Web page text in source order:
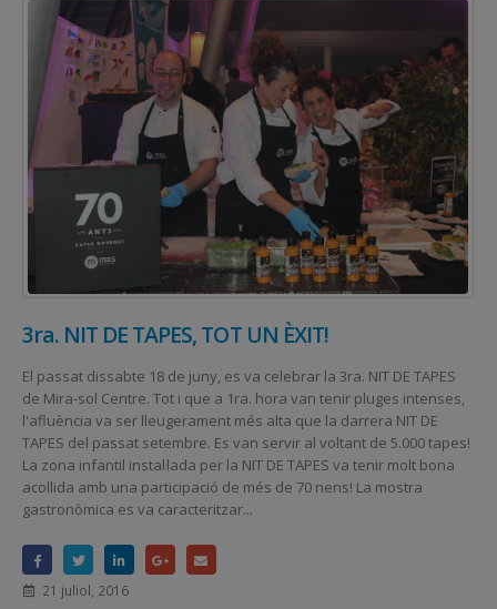
3ra. NIT DE TAPES, TOT UN ÈXIT!
El passat dissabte 18 de juny, es va celebrar la 3ra. NIT DE TAPES
de Mira-sol Centre. Tot i que a 1ra. hora van tenir pluges intenses,
l'afluència va ser lleugerament més alta que la darrera NIT DE
TAPES del passat setembre. Es van servir al voltant de 5.000 tapes!
La zona infantil instal·lada per la NIT DE TAPES va tenir molt bona
acollida amb una participació de més de 70 nens! La mostra
gastronòmica es va caracteritzar...
21 juliol, 2016